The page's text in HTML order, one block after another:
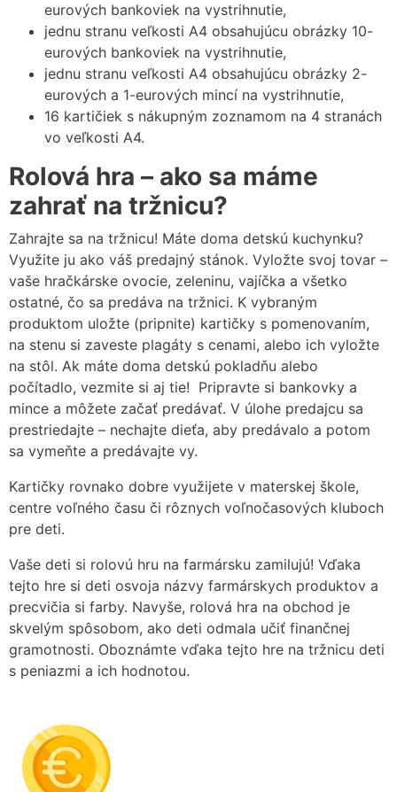
eurových bankoviek na vystrihnutie,
jednu stranu veľkosti A4 obsahujúcu obrázky 10-
eurových bankoviek na vystrihnutie,
jednu stranu veľkosti A4 obsahujúcu obrázky 2-
eurových a 1-eurových mincí na vystrihnutie,
16 kartičiek s nákupným zoznamom na 4 stranách
vo veľkosti A4.
Rolová hra – ako sa máme
zahrať na tržnicu?
Zahrajte sa na tržnicu! Máte doma detskú kuchynku?
Využite ju ako váš predajný stánok. Vyložte svoj tovar –
vaše hračkárske ovocie, zeleninu, vajíčka a všetko
ostatné, čo sa predáva na tržnici. K vybraným
produktom uložte (pripnite) kartičky s pomenovaním,
na stenu si zaveste plagáty s cenami, alebo ich vyložte
na stôl. Ak máte doma detskú pokladňu alebo
počítadlo, vezmite si aj tie! Pripravte si bankovky a
mince a môžete začať predávať. V úlohe predajcu sa
prestriedajte – nechajte dieťa, aby predávalo a potom
sa vymeňte a predávajte vy.
Kartičky rovnako dobre využijete v materskej škole,
centre voľného času či rôznych voľnočasových kluboch
pre deti.
Vaše deti si rolovú hru na farmársku zamilujú! Vďaka
tejto hre si deti osvoja názvy farmárskych produktov a
precvičia si farby. Navyše, rolová hra na obchod je
skvelým spôsobom, ako deti odmala učiť finančnej
gramotnosti. Oboznámte vďaka tejto hre na tržnicu deti
s peniazmi a ich hodnotou.